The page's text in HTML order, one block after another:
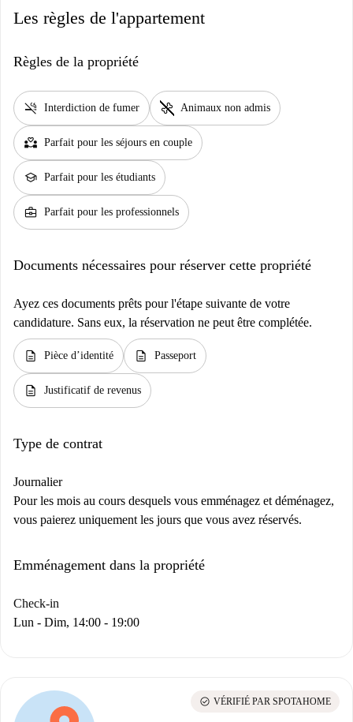
Les règles de l'appartement
Règles de la propriété
smoke_free Interdiction de fumer pet_supplies Animaux non admis
partner_heart Parfait pour les séjours en couple
school Parfait pour les étudiants
business_center Parfait pour les professionnels
Documents nécessaires pour réserver cette propriété
Ayez ces documents prêts pour l'étape suivante de votre
candidature. Sans eux, la réservation ne peut être complétée.
description Pièce d’identité description Passeport
description Justificatif de revenus
Type de contrat
Journalier
Pour les mois au cours desquels vous emménagez et déménagez,
vous paierez uniquement les jours que vous avez réservés.
Emménagement dans la propriété
Check-in
Lun - Dim, 14:00 - 19:00
check_circle VÉRIFIÉ PAR SPOTAHOME